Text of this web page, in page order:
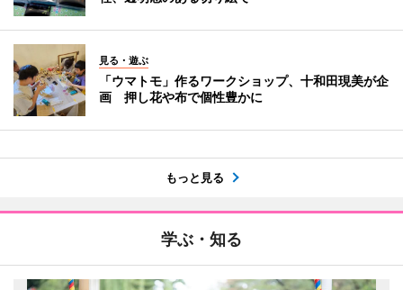
見る・遊ぶ
「ウマトモ」作るワークショップ、十和田現美が企
画 押し花や布で個性豊かに
もっと見る
学ぶ・知る